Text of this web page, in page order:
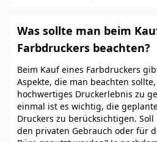
Was sollte man beim
Farbdruckers beachten?
Beim Kauf eines Farbdruckers
Aspekte, die man beachten
hochwertiges Druckerlebnis zu
einmal ist es wichtig, die
Druckers zu berücksichtigen.
den privaten Gebrauch oder für